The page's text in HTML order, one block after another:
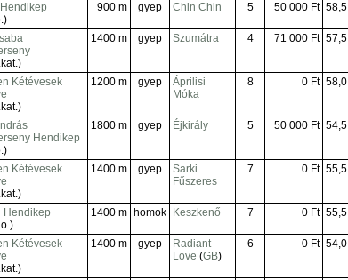
900 m gyep Chin Chin 5 50 000 Ft 58,5
1400 m gyep Szumátra 4 71 000 Ft 57,5
Kétévesek
1200 m gyep
Áprilisi
Móka
8 0 Ft 58,0
Hendikep
1800 m gyep Éjkirály 5 50 000 Ft 54,5
Kétévesek
1400 m gyep
Sarki
Fűszeres
7 0 Ft 55,5
Hendikep
1400 m homok Keszkenő 7 0 Ft 55,5
Kétévesek
1400 m gyep
Radiant
Love (GB)
6 0 Ft 54,0